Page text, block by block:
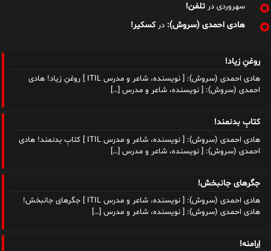
سهروردی در تلفن!
هادی احمدی (سروش): درکسکیر!
روغنِ زیاد!
هادی احمدی (سروش): [ نویسنده، شاعر و مدرس ITIL ] روغنِ زیاد! هادی
احمدی (سروش): [ نویسنده، شاعر و مدرس […]
کتابِ بدنمند!
هادی احمدی (سروش): [ نویسنده، شاعر و مدرس ITIL ] کتابِ بدنمند! هادی
احمدی (سروش): [ نویسنده، شاعر و مدرس […]
جگرهای جانبخش!
هادی احمدی (سروش): [ نویسنده، شاعر و مدرس ITIL ] جگرهای جانبخش!
هادی احمدی (سروش): [ نویسنده، شاعر و مدرس […]
اِرامنه!